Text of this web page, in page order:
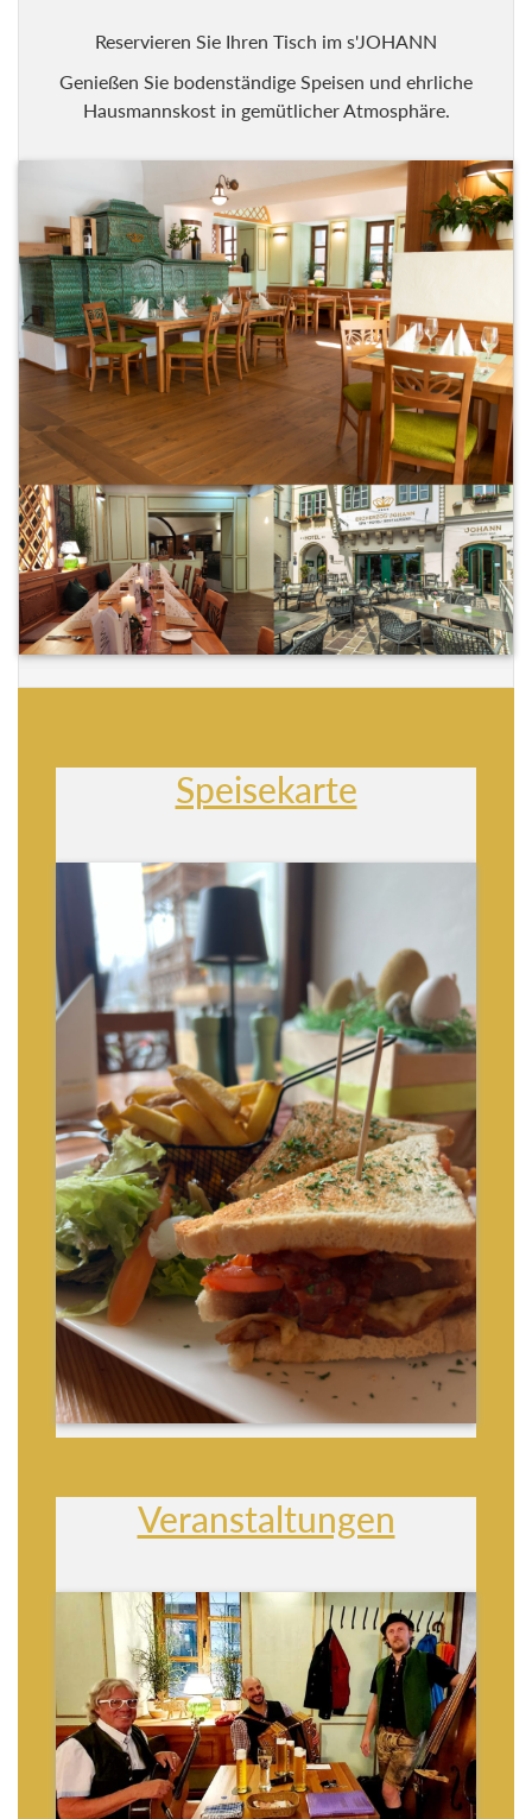
Reservieren Sie Ihren Tisch im s'JOHANN
Genießen Sie bodenständige Speisen und ehrliche
Hausmannskost in gemütlicher Atmosphäre.
Speisekarte
Veranstaltungen